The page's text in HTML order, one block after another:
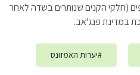
(חלקי הקנים שנותרים בשדה לאחר
במדינת פנג'אב.
#יערות האמזונס